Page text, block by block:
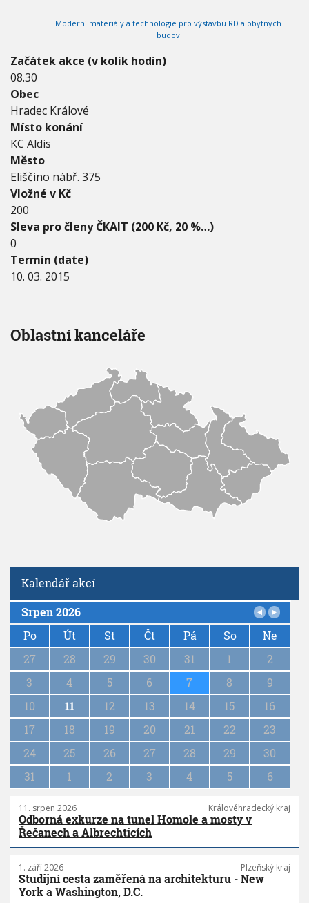
1
0
.
3
.
2
0
1
5
Moderní materiály a technologie pro výstavbu RD a obytných
budov
Začátek akce (v kolik hodin)
08.30
Obec
Hradec Králové
Místo konání
KC Aldis
Město
Eliščino nábř. 375
Vložné v Kč
200
Sleva pro členy ČKAIT (200 Kč, 20 %…)
0
Termín (date)
10. 03. 2015
Oblastní kanceláře
Kalendář akcí
P
g
a
i
o
Srpen 2026
Po
Út St Čt Pá So
Ne
27
28 29 30 31 1
2
3
4 5 6 7 8
9
10
11 12 13 14 15
16
17
18 19 20 21 22
23
24
25 26 27 28 29
30
31
1 2 3 4 5 6
11. srpen 2026 Královéhradecký kraj
Odborná exkurze na tunel Homole a mosty v
Řečanech a Albrechticích
1. září 2026 Plzeňský kraj
Studijní cesta zaměřená na architekturu - New
York a Washington, D.C.